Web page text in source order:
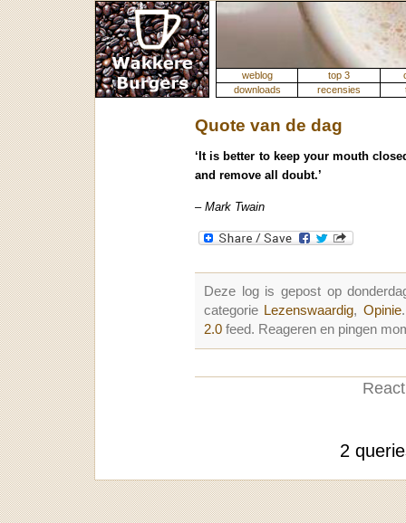
weblog top 3
downloads
recensies
Quote van de dag
‘It is better to keep your mouth
and remove all doubt.’
– Mark Twain
Deze log is gepost op
categorie Lezenswaardig, Opinie
2.0 feed. Reageren en pingen
2